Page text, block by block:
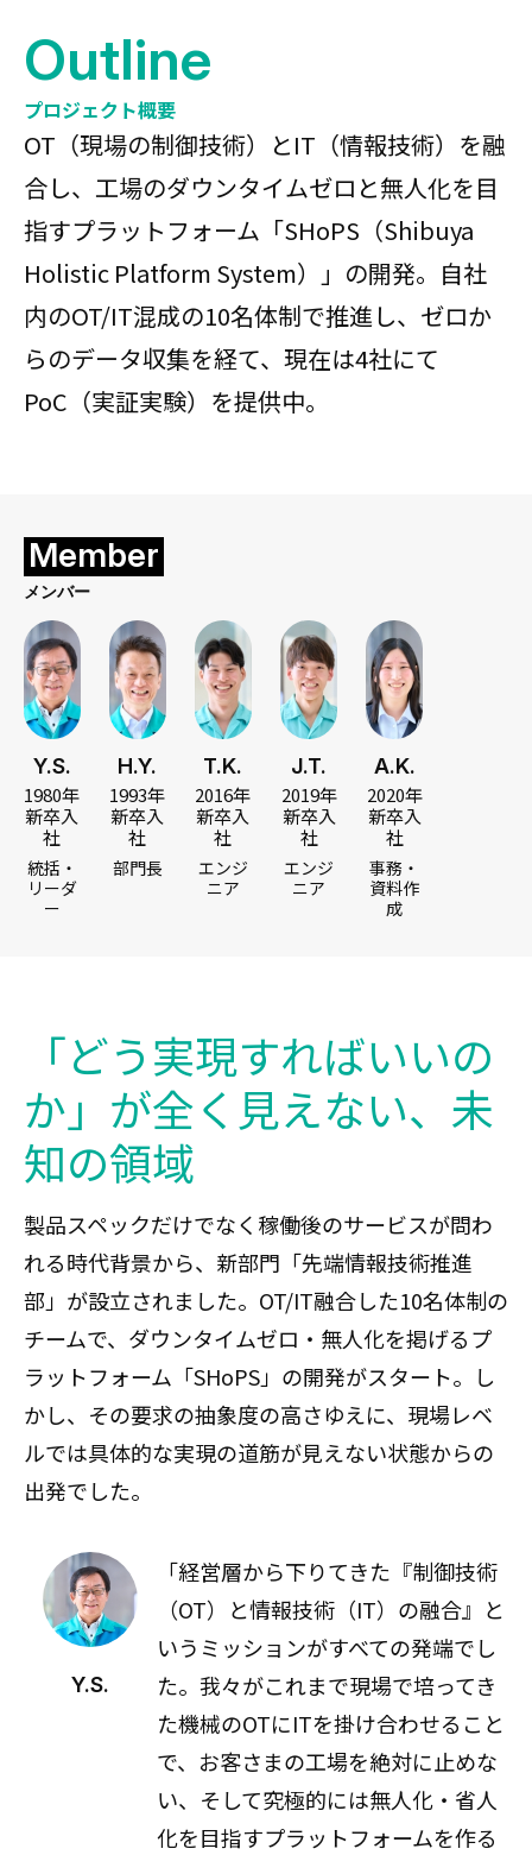
Outline
プロジェクト概要
OT（現場の制御技術）とIT（情報技術）を融
合し、工場のダウンタイムゼロと無人化を目
指すプラットフォーム「SHoPS（Shibuya
Holistic Platform System）」の開発。自社
内のOT/IT混成の10名体制で推進し、ゼロか
らのデータ収集を経て、現在は4社にて
PoC（実証実験）を提供中。
Member
メンバー
Y.S.
1980年
新卒入
社
統括・
リーダ
ー
H.Y.
1993年
新卒入
社
部門長
T.K.
2016年
新卒入
社
エンジ
ニア
J.T.
2019年
新卒入
社
エンジ
ニア
A.K.
2020年
新卒入
社
事務・
資料作
成
「どう実現すればいいの
か」が全く見えない、未
知の領域
製品スペックだけでなく稼働後のサービスが問わ
れる時代背景から、新部門「先端情報技術推進
部」が設立されました。OT/IT融合した10名体制の
チームで、ダウンタイムゼロ・無人化を掲げるプ
ラットフォーム「SHoPS」の開発がスタート。し
かし、その要求の抽象度の高さゆえに、現場レベ
ルでは具体的な実現の道筋が見えない状態からの
出発でした。
Y.S.
「経営層から下りてきた『制御技術
（OT）と情報技術（IT）の融合』と
いうミッションがすべての発端でし
た。我々がこれまで現場で培ってき
た機械のOTにITを掛け合わせること
で、お客さまの工場を絶対に止めな
い、そして究極的には無人化・省人
化を目指すプラットフォームを作る